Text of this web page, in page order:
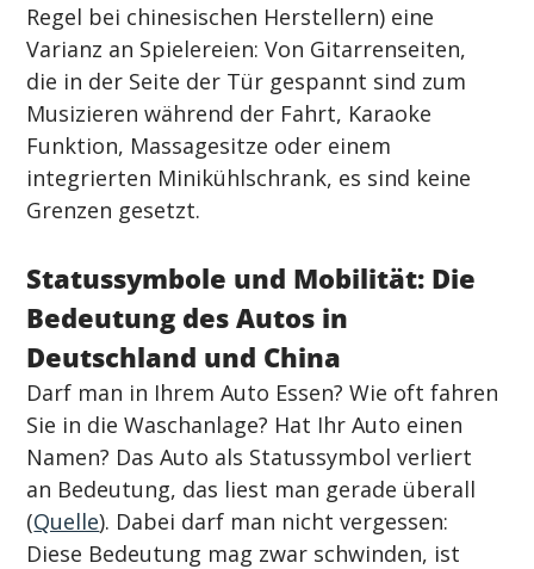
Regel bei chinesischen Herstellern) eine
Varianz an Spielereien: Von Gitarrenseiten,
die in der Seite der Tür gespannt sind zum
Musizieren während der Fahrt, Karaoke
Funktion, Massagesitze oder einem
integrierten Minikühlschrank, es sind keine
Grenzen gesetzt.
Statussymbole und Mobilität: Die
Bedeutung des Autos in
Deutschland und China
Darf man in Ihrem Auto Essen? Wie oft fahren
Sie in die Waschanlage? Hat Ihr Auto einen
Namen? Das Auto als Statussymbol verliert
an Bedeutung, das liest man gerade überall
(Quelle). Dabei darf man nicht vergessen:
Diese Bedeutung mag zwar schwinden, ist